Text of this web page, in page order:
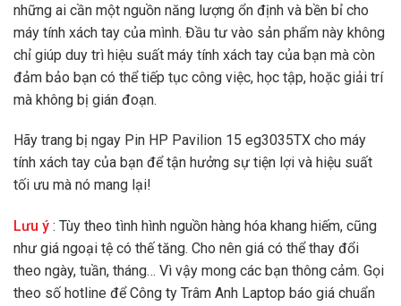
những ai cần một nguồn năng lượng ổn định và bền bỉ cho
máy tính xách tay của mình. Đầu tư vào sản phẩm này không
chỉ giúp duy trì hiệu suất máy tính xách tay của bạn mà còn
đảm bảo bạn có thể tiếp tục công việc, học tập, hoặc giải trí
mà không bị gián đoạn.
Hãy trang bị ngay Pin HP Pavilion 15 eg3035TX cho máy
tính xách tay của bạn để tận hưởng sự tiện lợi và hiệu suất
tối ưu mà nó mang lại!
Lưu ý : Tùy theo tình hình nguồn hàng hóa khang hiếm, cũng
như giá ngoại tệ có thế tăng. Cho nên giá có thể thay đổi
theo ngày, tuần, tháng… Vì vậy mong các bạn thông cảm. Gọi
theo số hotline để Công ty Trâm Anh Laptop báo giá chuẩn